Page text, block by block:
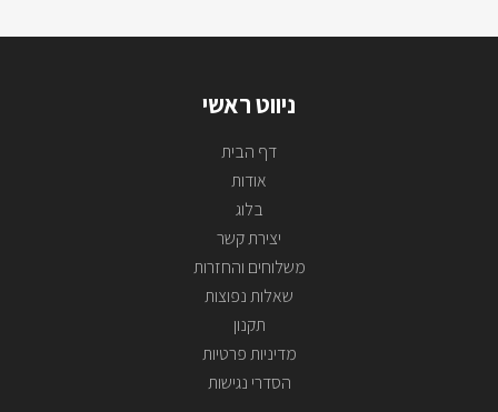
ניווט ראשי
דף הבית
אודות
בלוג
יצירת קשר
משלוחים והחזרות
שאלות נפוצות
תקנון
מדיניות פרטיות
הסדרי נגישות